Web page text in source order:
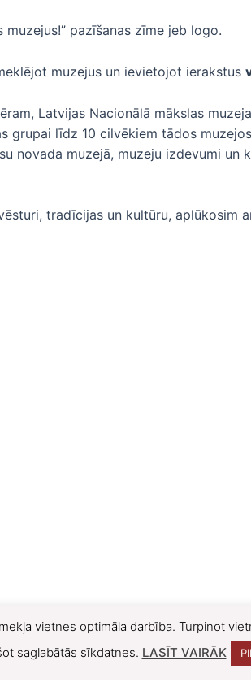
pazīšanas zīme jeb logo.
muzejus un ievietojot ierakstus
Latvijas Nacionālā mākslas
grupai līdz 10 cilvēkiem tādos
novada muzejā, muzeju izdevumi
tradīcijas un kultūru, aplūkosim
vietnes optimāla darbība. Turpinot
saglabātās sīkdatnes. LASĪT VAIRĀK